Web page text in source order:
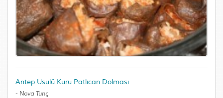
Antep Usulü Kuru Patlıcan Dolması
- Nova Tunç